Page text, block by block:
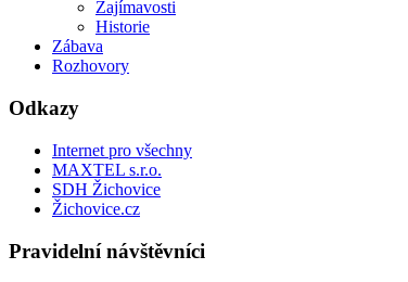
Zajímavosti
Historie
Zábava
Rozhovory
Odkazy
Internet pro všechny
MAXTEL s.r.o.
SDH Žichovice
Žichovice.cz
Pravidelní návštěvníci